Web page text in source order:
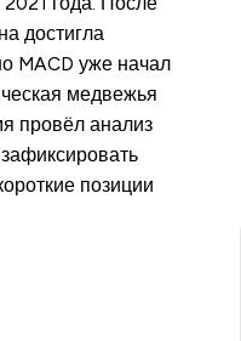
достигла
MACD уже начал
медвежья
провёл анализ
позиции